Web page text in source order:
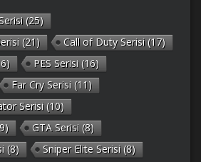
(25)
(21) Call of Duty Serisi (17)
PES Serisi (16)
Far Cry Serisi (11)
Serisi (10)
GTA Serisi (8)
(8) Sniper Elite Serisi (8)